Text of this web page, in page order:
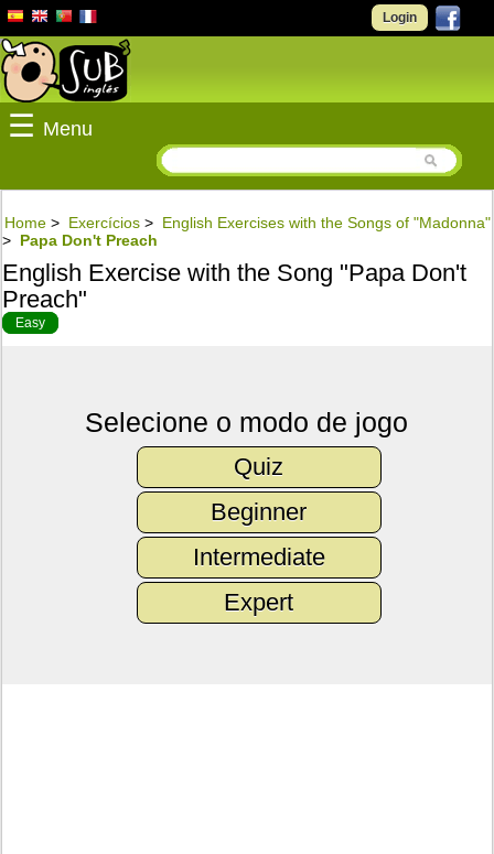
Login
☰ Menu
Home > Exercícios > English Exercises with the Songs of "Madonna"
> Papa Don't Preach
English Exercise with the Song "Papa Don't
Preach"
Easy
Selecione o modo de jogo
Quiz
Beginner
Intermediate
Expert